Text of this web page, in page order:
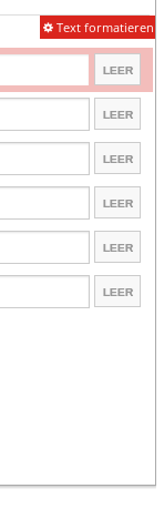
Text formatieren